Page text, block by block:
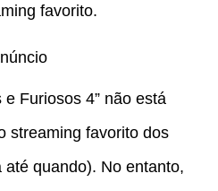
favorito.
e Furiosos 4” não está
streaming favorito dos
até quando). No entanto,